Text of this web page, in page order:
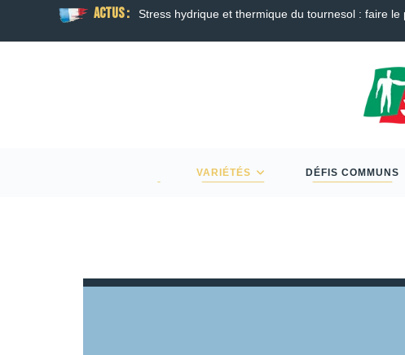
ACTUS :
du tournesol : faire le point à l’approche de la floraison
VARIÉTÉS DÉFIS COMMUNS